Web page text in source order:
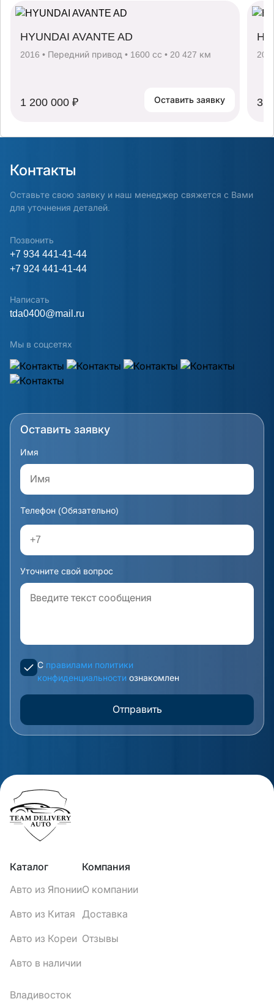
HYUNDAI AVANTE AD
2016 • Передний привод • 1600 сс • 20 427 км
1 200 000 ₽ Оставить заявку 3
Контакты
Оставьте свою заявку и наш менеджер свяжется с Вами
для уточнения деталей.
Позвонить
+7 934 441-41-44
+7 924 441-41-44
Написать
tda0400@mail.ru
Мы в соцсетях
Оставить заявку
Имя
Телефон (Обязательно)
Уточните свой вопрос
С правилами политики
конфиденциальности ознакомлен
Отправить
Каталог
Авто из Японии
Авто из Китая
Авто из Кореи
Авто в наличии
Компания
О компании
Доставка
Отзывы
Владивосток